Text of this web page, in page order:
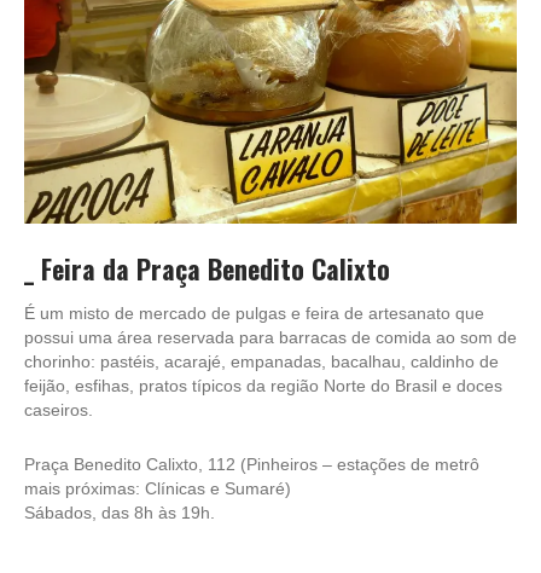
_ Feira da Praça Benedito Calixto
É um misto de mercado de pulgas e feira de artesanato que
possui uma área reservada para barracas de comida ao som de
chorinho: pastéis, acarajé, empanadas, bacalhau, caldinho de
feijão, esfihas, pratos típicos da região Norte do Brasil e doces
caseiros.
Praça Benedito Calixto, 112 (Pinheiros – estações de metrô
mais próximas: Clínicas e Sumaré)
Sábados, das 8h às 19h.